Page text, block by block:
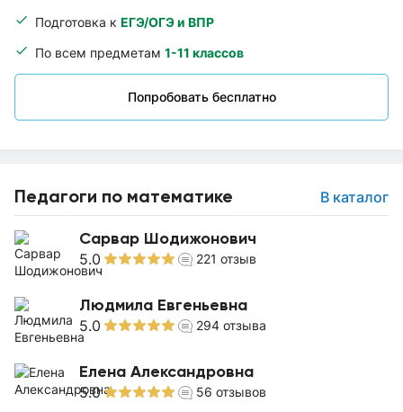
Подготовка к ЕГЭ/ОГЭ и ВПР
По всем предметам 1-11 классов
Попробовать бесплатно
Педагоги по математике В каталог
Сарвар Шодижонович
5.0 221 отзыв
Людмила Евгеньевна
5.0 294 отзыва
Елена Александровна
5.0 56 отзывов